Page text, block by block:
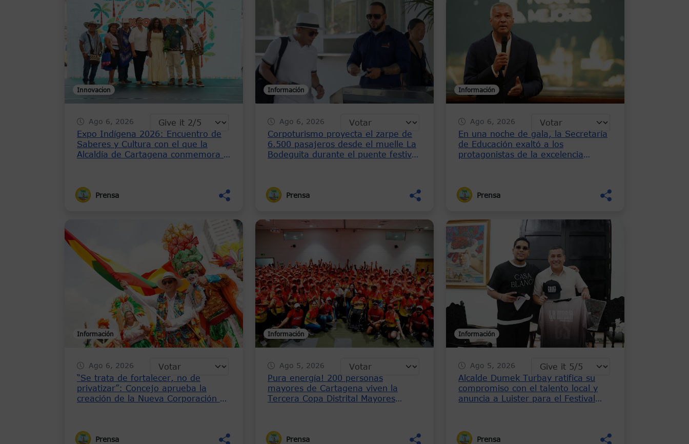
Innovacion
Ago 6, 2026
Expo Indígena 2026: Encuentro de
Saberes y Cultura con el que la
Alcaldía de Cartagena conmemora el
Prensa
Información
Ago 6, 2026
Corpoturismo proyecta el zarpe de
6.500 pasajeros desde el muelle La
Bodeguita durante el puente festivo
Prensa
Información
Ago 6, 2026
En una noche de gala, la Secretaría
de Educación exaltó a los
protagonistas de la excelencia
Prensa
Información
Ago 6, 2026
“Se trata de fortalecer, no de
privatizar”: Concejo aprueba la
creación de la Nueva Corporación de
Prensa
Información
Ago 5, 2026
Pura energía! 200 personas
mayores de Cartagena viven la
Tercera Copa Distrital Mayores
Prensa
Información
Ago 5, 2026
Alcalde Dumek Turbay ratifica su
compromiso con el talento local y
anuncia a Luister para el Festival
Prensa